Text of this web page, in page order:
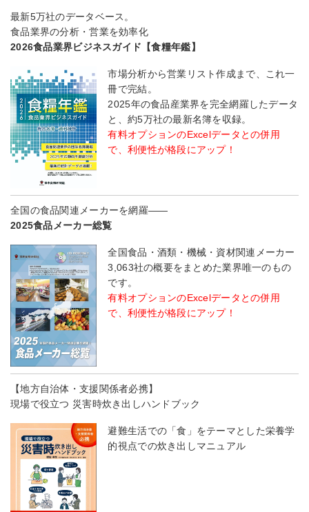
最新5万社のデータベース。
食品業界の分析・営業を効率化
2026食品業界ビジネスガイド【食糧年鑑】
市場分析から営業リスト作成まで、これ一
冊で完結。
2025年の食品産業界を完全網羅したデータ
と、約5万社の最新名簿を収録。
有料オプションのExcelデータとの併用
で、利便性が格段にアップ！
全国の食品関連メーカーを網羅――
2025食品メーカー総覧
全国食品・酒類・機械・資材関連メーカー
3,063社の概要をまとめた業界唯一のもの
です。
有料オプションのExcelデータとの併用
で、利便性が格段にアップ！
【地方自治体・支援関係者必携】
現場で役立つ 災害時炊き出しハンドブック
避難生活での「食」をテーマとした栄養学
的視点での炊き出しマニュアル